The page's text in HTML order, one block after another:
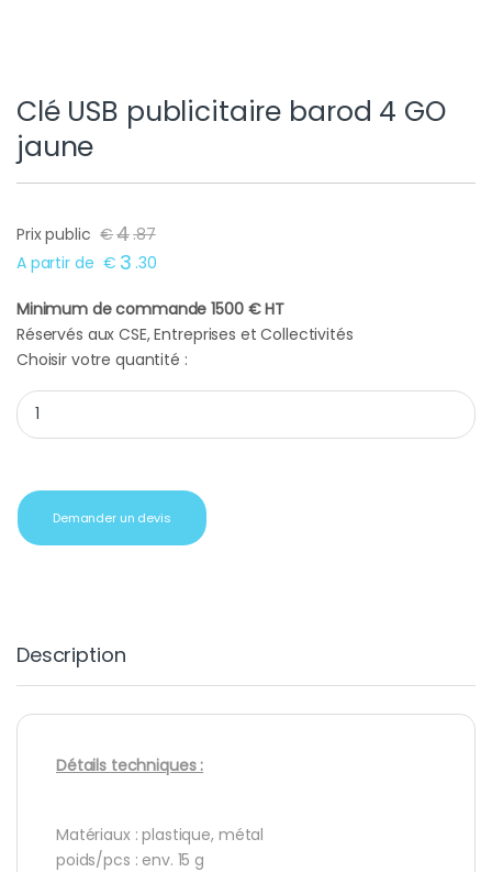
Clé USB publicitaire barod 4 GO
jaune
Prix public €4.87
A partir de € 3 .30
Minimum de commande 1500 € HT
Réservés aux CSE, Entreprises et Collectivités
Choisir votre quantité :
Clé USB publicitaire barod 4 GO jaune quantity
Demander un devis
Description
Détails techniques :
Matériaux : plastique, métal
poids/pcs : env. 15 g